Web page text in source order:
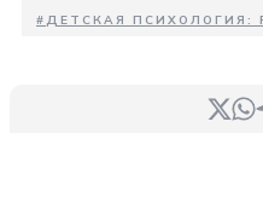
# ДЕТСКАЯ ПСИХОЛОГИЯ: